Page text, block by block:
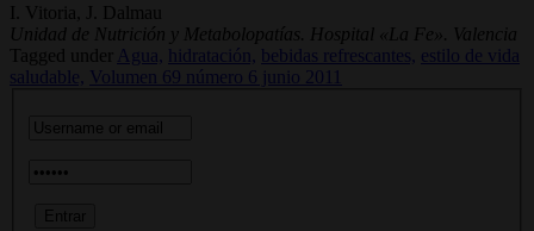
I. Vitoria, J. Dalmau
Unidad de Nutrición y Metabolopatías. Hospital «La Fe». Valencia
Tagged under
Agua, hidratación, bebidas refrescantes, estilo de vida
saludable,
Volumen 69 número 6 junio 2011